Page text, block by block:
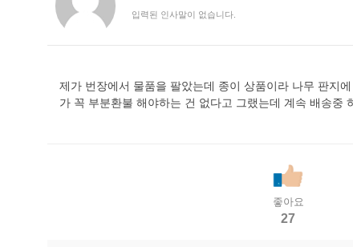
입력된 인사말이 없습니다.
제가 번장에서 물품을 팔았는데 종이 상품이라 나무 판지
가 꼭 부분환불 해야하는 건 없다고 그랬는데 계속 배송중
좋아요
27